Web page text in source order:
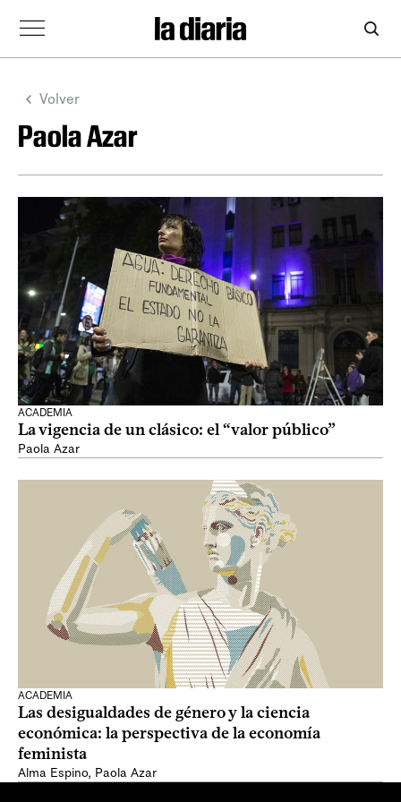
Volver
Paola Azar
ACADEMIA
La vigencia de un clásico: el “valor público”
Paola Azar
ACADEMIA
Las desigualdades de género y la ciencia
económica: la perspectiva de la economía
feminista
Alma Espino, Paola Azar